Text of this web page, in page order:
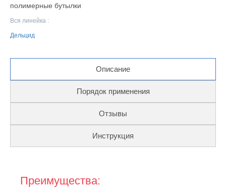
полимерные бутылки
Вся линейка :
Дельцид
Описание
Порядок применения
Отзывы
Инструкция
Преимущества: